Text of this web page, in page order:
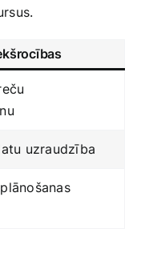
uzraudzība